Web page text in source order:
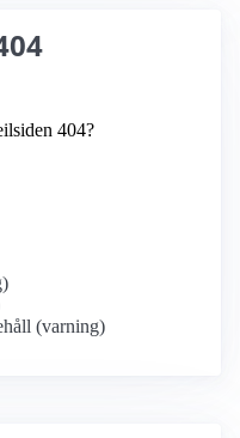
404?
(varning)